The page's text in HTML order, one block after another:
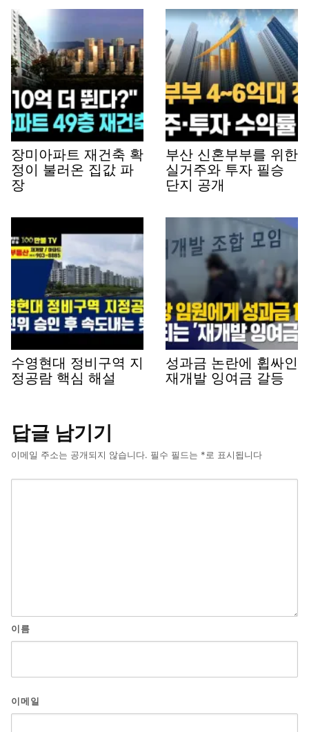
장미아파트 재건축 확
정이 불러온 집값 파
장
부산 신혼부부를 위한
실거주와 투자 필승
단지 공개
수영현대 정비구역 지
정공람 핵심 해설
성과금 논란에 휩싸인
재개발 잉여금 갈등
답글 남기기
이메일 주소는 공개되지 않습니다. 필수 필드는 *로 표시됩니다
이름
이메일